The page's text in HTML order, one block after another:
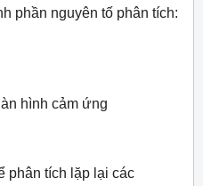
phần nguyên tố phân tích:
hình cảm ứng
phân tích lặp lại các